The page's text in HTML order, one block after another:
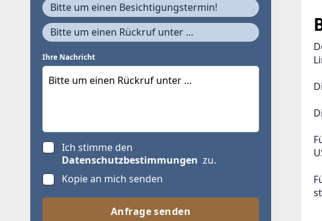
Bitte um einen Besichtigungstermin!
Bitte um einen Rückruf unter …
Ihre Nachricht
Ich stimme den
Datenschutzbestimmungen zu.
Kopie an mich senden
Anfrage senden